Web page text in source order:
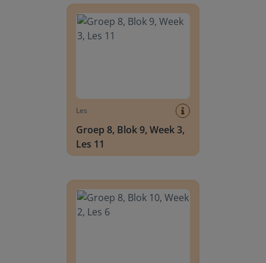
Les
Groep 8, Blok 9, Week 3,
Les 11